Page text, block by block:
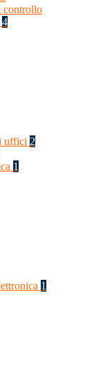
controllo
4
uffici 2
1
1